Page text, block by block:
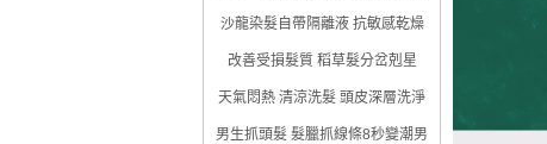
沙龍染髮自帶隔離液 抗敏感乾燥
改善受損髮質 稻草髮分岔剋星
天氣悶熱 清涼洗髮 頭皮深層洗淨
男生抓頭髮 髮臘抓線條8秒變潮男